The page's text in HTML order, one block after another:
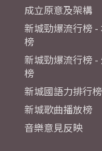
成立原意及架構
新城勁爆流行榜 -
榜
新城勁爆流行榜 -
榜
新城國語力排行榜
新城歌曲播放榜
音樂意見反映